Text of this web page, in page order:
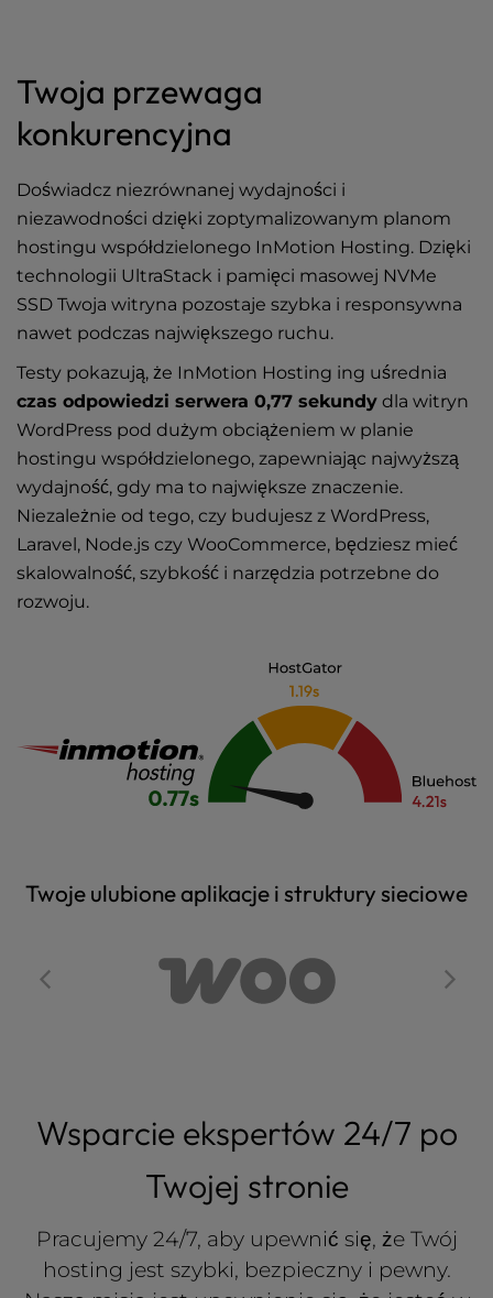
Twoja przewaga
konkurencyjna
Doświadcz niezrównanej wydajności i
niezawodności dzięki zoptymalizowanym planom
hostingu współdzielonego InMotion Hosting. Dzięki
technologii UltraStack i pamięci masowej NVMe
SSD Twoja witryna pozostaje szybka i responsywna
nawet podczas największego ruchu.
Testy pokazują, że InMotion Hosting ing uśrednia
czas odpowiedzi serwera 0,77 sekundy dla witryn
WordPress pod dużym obciążeniem w planie
hostingu współdzielonego, zapewniając najwyższą
wydajność, gdy ma to największe znaczenie.
Niezależnie od tego, czy budujesz z WordPress,
Laravel, Node.js czy WooCommerce, będziesz mieć
skalowalność, szybkość i narzędzia potrzebne do
rozwoju.
Twoje ulubione aplikacje i struktury sieciowe
Wsparcie ekspertów 24/7 po
Twojej stronie
Pracujemy 24/7, aby upewnić się, że Twój
hosting jest szybki, bezpieczny i pewny.